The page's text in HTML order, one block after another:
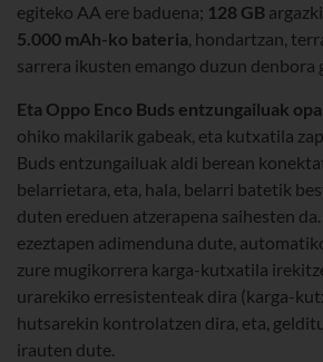
egiteko AA ere baduena; 128 GB
5.000 mAh-ko bateria, hondartzan,
sarrera ikusten emango duzun denbora
Eta Oppo Enco Buds entzungailuak
ohiko makilarik gabeak, eta kutxatila
Buds entzungailuak aldi berean
belarrietara, eta, hala, belarri batetik
duten ereduen atzerapena saihesten
ezeztapen adimenduna dute,
zure mugikorrera karga-kutxatila
urarekiko erresistenteak dira (karga-
hutsarekin kontrolatzen dira, eta,
irauten dute.